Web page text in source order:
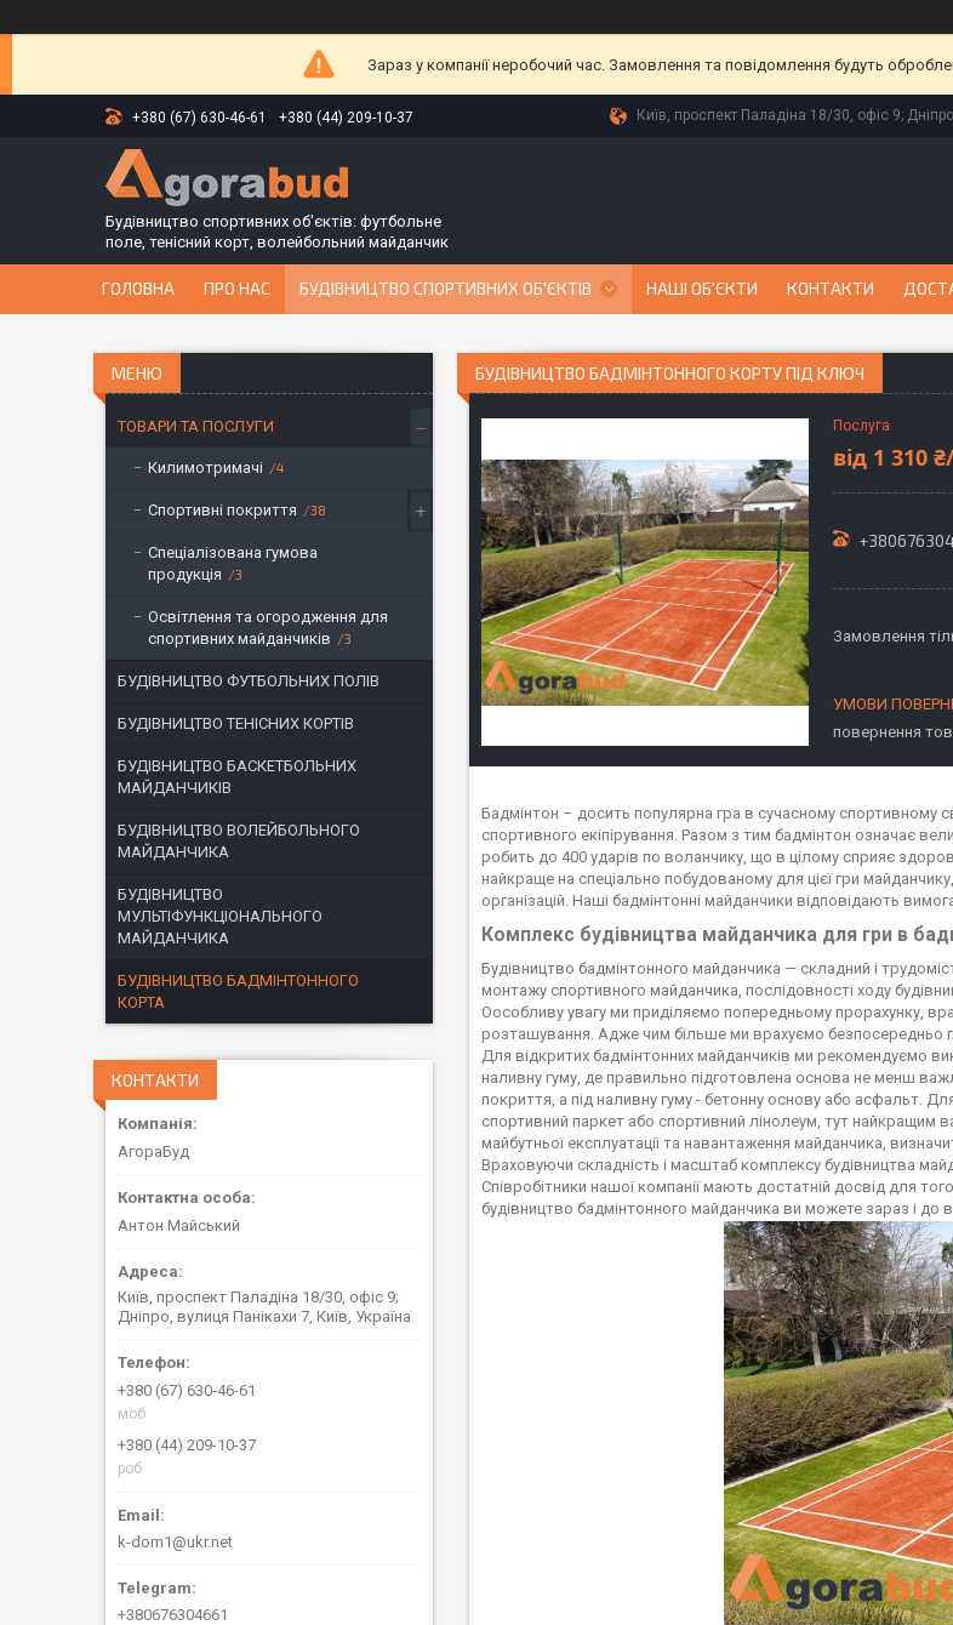
Зараз у компанії неробочий час. Замовлення та повідомлення будуть
+380 (67) 630-46-61 +380 (44) 209-10-37 Київ, проспект Паладіна 18/30, офіс 9;
Будівництво спортивних об'єктів: футбольне
поле, тенісний корт, волейбольний майданчик
ГОЛОВНА ПРО НАС БУДІВНИЦТВО СПОРТИВНИХ ОБ'ЄКТІВ НАШІ ОБ'ЄКТИ КОНТАКТИ
БУДІВНИЦТВО БАДМІНТОННОГО КОРТУ ПІД КЛЮЧ
Послуга
від 1 310
Замовлення
повернення
Бадмінтон – досить популярна гра в сучасному спортивному
спортивного екіпірування. Разом з тим бадмінтон означає
робить до 400 ударів по воланчику, що в цілому сприяє
найкраще на спеціально побудованому для цієї гри
організацій. Наші бадмінтонні майданчики відповідають
Комплекс будівництва майданчика для гри в
Будівництво бадмінтонного майданчика — складний і
монтажу спортивного майданчика, послідовності ходу
Оособливу увагу ми приділяємо попередньому прорахунку,
розташування. Адже чим більше ми врахуємо безпосередньо
Для відкритих бадмінтонних майданчиків ми рекомендуємо
наливну гуму, де правильно підготовлена ​​основа не менш
покриття, а під наливну гуму - бетонну основу або асфальт.
спортивний паркет або спортивний лінолеум, тут найкращим
майбутньої експлуатації та навантаження майданчика,
Враховуючи складність і масштаб комплексу будівництва
Співробітники нашої компанії мають достатній досвід для
будівництво бадмінтонного майданчика ви можете зараз і до
ТОВАРИ ТА ПОСЛУГИ
Килимотримачі 4
Спортивні покриття 38
Спеціалізована гумова
продукція
3
Освітлення та огородження для
спортивних майданчиків
3
БУДІВНИЦТВО ФУТБОЛЬНИХ ПОЛІВ
БУДІВНИЦТВО ТЕНІСНИХ КОРТІВ
БУДІВНИЦТВО БАСКЕТБОЛЬНИХ
МАЙДАНЧИКІВ
БУДІВНИЦТВО ВОЛЕЙБОЛЬНОГО
МАЙДАНЧИКА
БУДІВНИЦТВО
МУЛЬТІФУНКЦІОНАЛЬНОГО
МАЙДАНЧИКА
БУДІВНИЦТВО БАДМІНТОННОГО
КОРТА
КОНТАКТИ
АгораБуд
Антон Майський
Київ, проспект Паладіна 18/30, офіс 9;
Дніпро, вулиця Панікахи 7, Київ, Україна
+380 (67) 630-46-61
моб
+380 (44) 209-10-37
роб
k-dom1@ukr.net
+380676304661